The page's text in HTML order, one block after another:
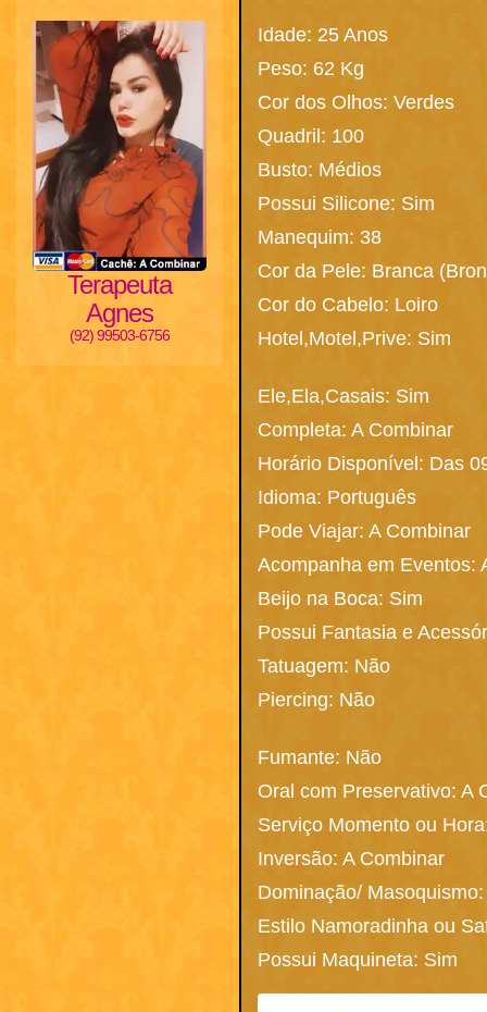
Terapeuta
Agnes
(92) 99503-6756
Idade: 25 Anos
Peso: 62 Kg
Cor dos Olhos: Verdes
Quadril: 100
Busto: Médios
Possui Silicone: Sim
Manequim: 38
Cor da Pele: Branca
Cor do Cabelo: Loiro
Hotel,Motel,Prive: Sim
Ele,Ela,Casais: Sim
Completa: A Combinar
Horário Disponível: Das
Idioma: Português
Pode Viajar: A Combinar
Acompanha em Eventos:
Beijo na Boca: Sim
Possui Fantasia e
Tatuagem: Não
Piercing: Não
Fumante: Não
Oral com Preservativo: A
Serviço Momento ou
Inversão: A Combinar
Dominação/
Estilo Namoradinha ou
Possui Maquineta: Sim